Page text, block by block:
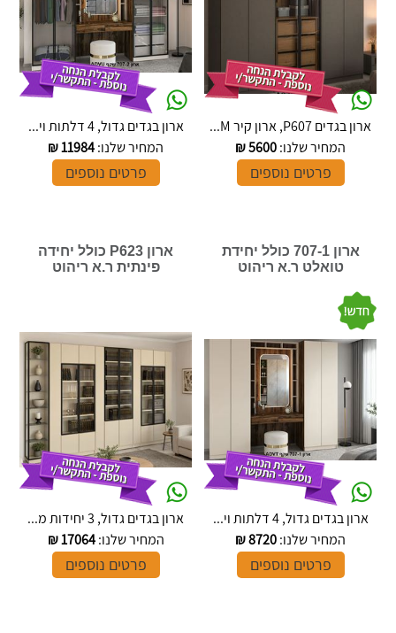
ארון בגדים P607, ארון קיר M...
המחיר שלנו:5600
₪
פרטים נוספים
ארון בגדים גדול, 4 דלתות וי...
המחיר שלנו:11984
₪
פרטים נוספים
ארון 707-1 כולל יחידת
טואלט ר.א ריהוט
ארון בגדים גדול, 4 דלתות וי...
המחיר שלנו:8720
₪
פרטים נוספים
ארון P623 כולל יחידה
פינתית ר.א ריהוט
ארון בגדים גדול, 3 יחידות מ...
המחיר שלנו:17064
₪
פרטים נוספים